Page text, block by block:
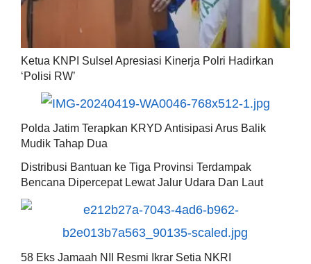
Ketua KNPI Sulsel Apresiasi Kinerja Polri Hadirkan
‘Polisi RW’
Polda Jatim Terapkan KRYD Antisipasi Arus Balik
Mudik Tahap Dua
Distribusi Bantuan ke Tiga Provinsi Terdampak
Bencana Dipercepat Lewat Jalur Udara Dan Laut
58 Eks Jamaah NII Resmi Ikrar Setia NKRI